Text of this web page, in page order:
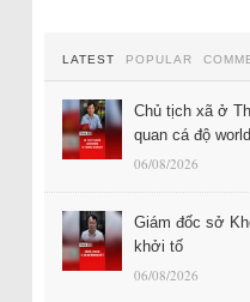
LATEST POPULAR
Chủ tịch xã ở
quan cá độ
06/08/2026
Giám đốc sở
khởi tố
06/08/2026